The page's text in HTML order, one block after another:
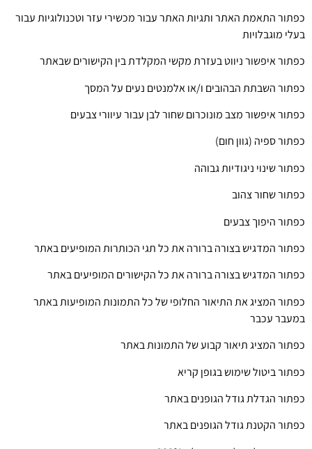
כפתור התאמת האתר ותגיות האתר עבור מכשירי עזר וטכנולוגיות עבור
בעלי מוגבלויות
כפתור איפשור ניווט בעזרת מקשי המקלדת בין הקישורים שבאתר
כפתור השבתת הבהובים ו/או אלמנטים נעים על המסך
כפתור איפשור מצב מונוכרום שחור לבן עבור עיוורי צבעים
כפתור ספיה (גוון חום)
כפתור שינוי ניגודיות גבוהה
כפתור שחור צהוב
כפתור היפוך צבעים
כפתור המדגיש בצורה ברורה את כל תגי הכותרות המופיעים באתר
כפתור המדגיש בצורה ברורה את כל הקישורים המופיעים באתר
כפתור המציג את התיאור החלופי של כל התמונות המופיעות באתר
במעבר עכבר
כפתור המציג תיאור קבוע של התמונות באתר
כפתור ביטול שימוש בגופן קריא
כפתור הגדלת גודל הגופנים באתר
כפתור הקטנת גודל הגופנים באתר